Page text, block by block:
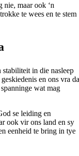
nie, maar ook ‘n
te wees en te stem
stabiliteit in die nasleep
en ons vra
wat mag
se leiding en
ook vir ons land en sy
eenheid te bring in tye